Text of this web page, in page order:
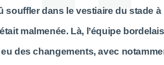
souffler dans le vestiaire du stade à
malmenée. Là, l’équipe
des changements, avec